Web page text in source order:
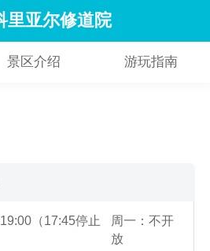
里亚尔修道院
景区介绍 游玩指南
（17:45停止
周一：不开
放